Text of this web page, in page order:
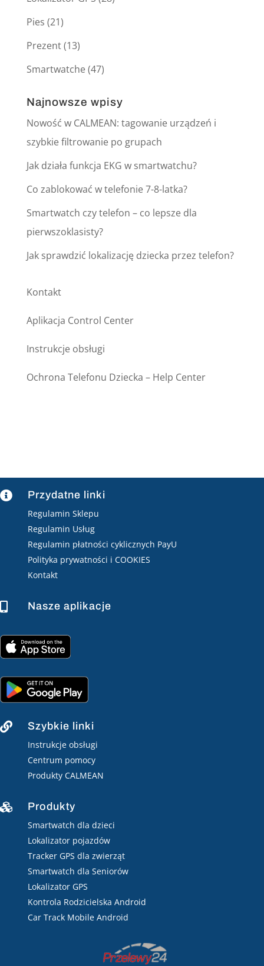
Pies (21)
Prezent(13)
Smartwatche(47)
Najnowsze wpisy
Nowość w CALMEAN: tagowanie urządzeń i
szybkie filtrowanie po grupach
Jak działa funkcja EKG w smartwatchu?
Co zablokować w telefonie 7-8-latka?
Smartwatch czy telefon – co lepsze dla
pierwszoklasisty?
Jak sprawdzić lokalizację dziecka przez telefon?
Kontakt
Aplikacja Control Center
Instrukcje obsługi
Ochrona Telefonu Dziecka – Help Center
 Przydatne linki
Regulamin Sklepu
Regulamin Usług
Regulamin płatności cyklicznych PayU
Polityka prywatności i COOKIES
Kontakt
 Nasze aplikacje
 Szybkie linki
Instrukcje obsługi
Centrum pomocy
Produkty CALMEAN
 Produkty
Smartwatch dla dzieci
Lokalizator pojazdów
Tracker GPS dla zwierząt
Smartwatch dla Seniorów
Lokalizator GPS
Kontrola Rodzicielska Android
Car Track Mobile Android